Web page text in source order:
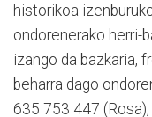
historikoa
ondorenerako herri-
izango da bazkaria,
beharra dago
635 753 447